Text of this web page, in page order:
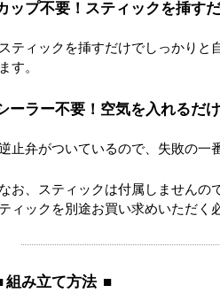
ップ不要！スティックを挿す
スティックを挿すだけでしっかり
ます。
ーラー不要！空気を入れるだけ
止弁がついているので、失敗の一
なお、スティックは付属しませんので
ティックを別途お買い求めいただく
組み立て方法